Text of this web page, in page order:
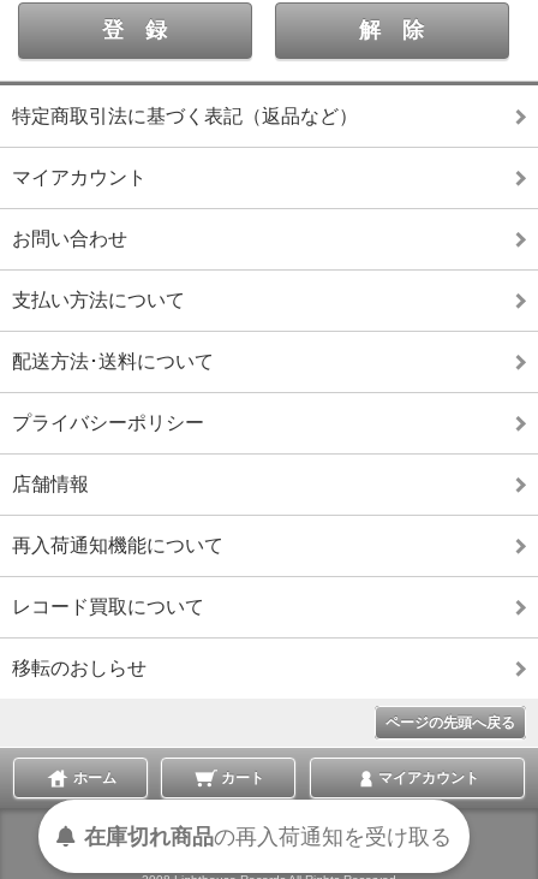
特定商取引法に基づく表記（返品など）
マイアカウント
お問い合わせ
支払い方法について
配送方法･送料について
プライバシーポリシー
店舗情報
再入荷通知機能について
レコード買取について
移転のおしらせ
ページの先頭へ戻る
ホーム カート マイアカウント
表示切替 :スマートフォン|PC版
在庫切れ商品の再入荷通知を受け取る